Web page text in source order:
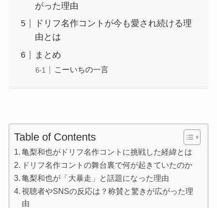
がった理由
ドリフ名作コントが今も愛され続ける理
由とは
まとめ
こーいちの一言
Table of Contents
亀梨和也がドリフ名作コントに挑戦した経緯とは
ドリフ名作コントの舞台裏で何が起きていたのか
亀梨和也が「大暴走」と話題になった理由
視聴者やSNSの反応は？称賛と驚きが広がった理
由